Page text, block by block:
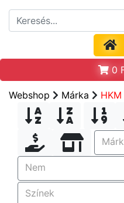
0
Webshop Márka HKM
Nem
Színek